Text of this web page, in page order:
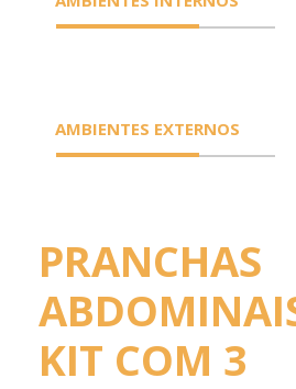
AMBIENTES EXTERNOS
PRANCHAS
KIT COM 3